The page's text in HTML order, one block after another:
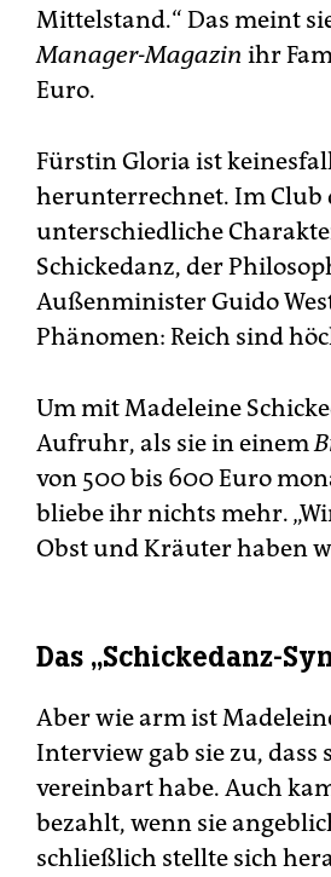
Mittelstand.“ Das meint
Manager-Magazin ihr
Euro.
Fürstin Gloria ist
herunterrechnet. Im Club
unterschiedliche
Schickedanz, der
Außenminister Guido
Phänomen: Reich sind
Um mit Madeleine
Aufruhr, als sie in einem
von 500 bis 600 Euro
bliebe ihr nichts mehr.
Obst und Kräuter haben
Das „Schickedanz-
Aber wie arm ist
Interview gab sie zu,
vereinbart habe. Auch
bezahlt, wenn sie
schließlich stellte sich